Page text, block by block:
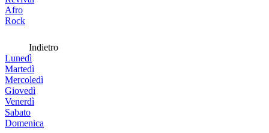
Afro
Rock
Indietro
Lunedì
Martedì
Mercoledì
Giovedì
Venerdì
Sabato
Domenica